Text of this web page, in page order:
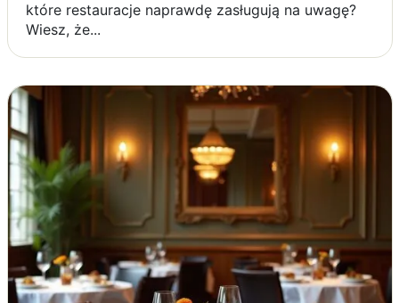
które restauracje naprawdę zasługują na uwagę?
Wiesz, że...